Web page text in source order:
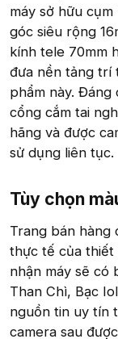
máy sở hữu
góc siêu rộng
kính tele 70mm
đưa nền tảng trí
phẩm này. Đáng
cổng cắm tai
hãng và được
sử dụng liên tục.
Tùy chọn
Trang bán hàng
thực tế của thiết
nhận máy sẽ có
Than Chì, Bạc
nguồn tin uy tín
camera sau